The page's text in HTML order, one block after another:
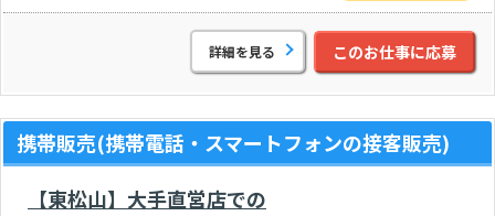
詳細を見る このお仕事に応募
携帯販売(携帯電話・スマートフォンの接客販売)
【東松山】大手直営店での